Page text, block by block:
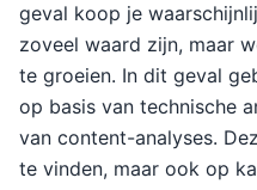
geval koop je
zoveel waard zijn, maar
te groeien. In dit geval
op basis van technische
van content-analyses.
te vinden, maar ook op